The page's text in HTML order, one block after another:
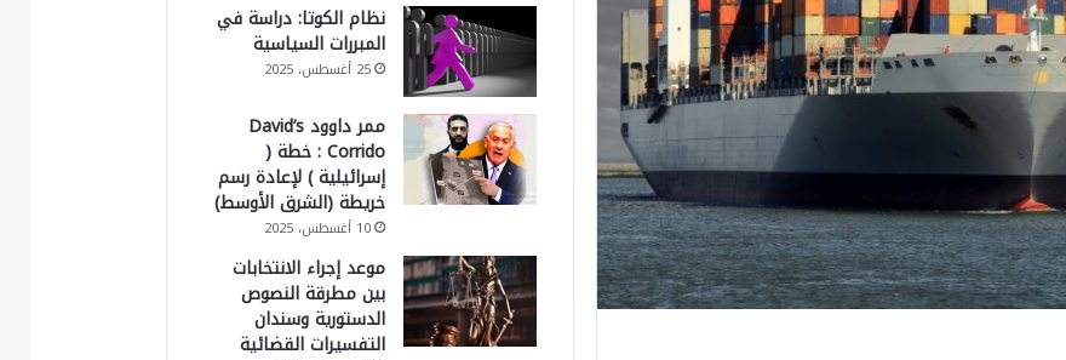
نظام الكوتا: دراسة في
المبررات السياسية
25 أغسطس، 2025
ممر داوود David’s
Corrido : خطة (
إسرائيلية ) لإعادة رسم
خريطة (الشرق الأوسط)
10 أغسطس، 2025
موعد إجراء الانتخابات
بين مطرقة النصوص
الدستورية وسندان
التفسيرات القضائية